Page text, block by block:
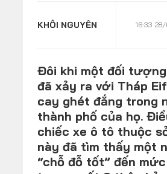
KHÔI NGUYÊN 16:33
Đôi khi một đối
đã xảy ra với Tháp
cay ghét đắng trong
thành phố của họ.
chiếc xe ô tô thuộc
này đã tìm thấy một
“chỗ đỗ tốt” đến